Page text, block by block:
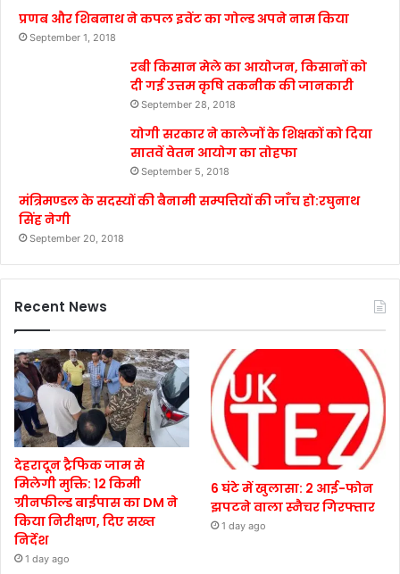
प्रणब और शिबनाथ ने कपल इवेंट का गोल्ड अपने नाम किया
September 1, 2018
रबी किसान मेले का आयोजन, किसानों को
दी गई उत्तम कृषि तकनीक की जानकारी
September 28, 2018
योगी सरकार ने कालेजों के शिक्षकों को दिया
सातवें वेतन आयोग का तोहफा
September 5, 2018
मंत्रिमण्डल के सदस्यों की बैनामी सम्पत्तियों की जाँच हो:रघुनाथ
सिंह नेगी
September 20, 2018
Recent News
देहरादून ट्रैफिक जाम से
मिलेगी मुक्ति: 12 किमी
ग्रीनफील्ड बाईपास का DM ने
किया निरीक्षण, दिए सख्त
निर्देश
1 day ago
6 घंटे में खुलासा: 2 आई-फोन
झपटने वाला स्नैचर गिरफ्तार
1 day ago